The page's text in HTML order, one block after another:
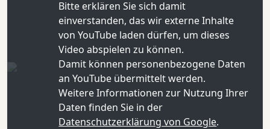
Bitte erklären Sie sich damit
einverstanden, das wir externe Inhalte
von YouTube laden dürfen, um dieses
Video abspielen zu können.
Damit können personenbezogene Daten
an YouTube übermittelt werden.
Weitere Informationen zur Nutzung Ihrer
Daten finden Sie in der
Datenschutzerklärung von Google.